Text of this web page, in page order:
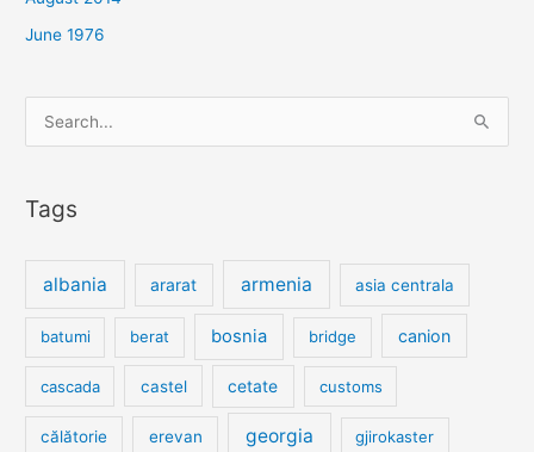
June 1976
for:
Tags
albania ararat armenia asia centrala
batumi berat bosnia bridge canion
cascada castel cetate customs
călătorie erevan georgia gjirokaster